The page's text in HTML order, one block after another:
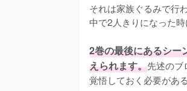
それは家族ぐるみで行
中で2人きりになった
2巻の最後にあるシー
えられます。先述のブ
覚悟しておく必要があ